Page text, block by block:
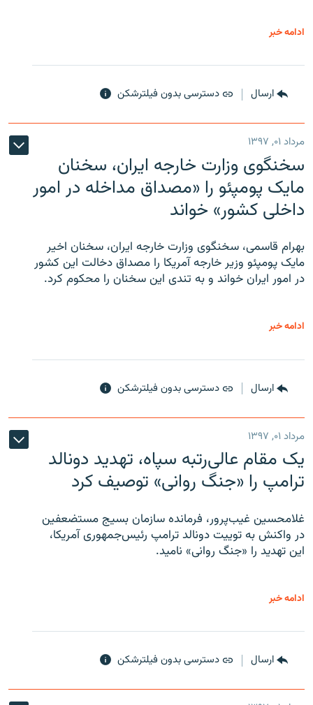
ادامه خبر
ارسال دسترسی بدون فیلترشکن
مرداد ۰۱, ۱۳۹۷
سخنگوی وزارت خارجه ایران، سخنان
مایک پومپئو را «مصداق مداخله در امور
داخلی کشور» خواند
بهرام قاسمی، سخنگوی وزارت خارجه ایران، سخنان اخیر
مایک پومپئو وزیر خارجه آمریکا را مصداق دخالت این کشور
در امور ایران خواند و به تندی این سخنان را محکوم کرد.
ادامه خبر
ارسال دسترسی بدون فیلترشکن
مرداد ۰۱, ۱۳۹۷
یک مقام عالی‌رتبه سپاه، تهدید دونالد
ترامپ را «جنگ روانی» توصیف کرد
غلامحسین غیب‌پرور، فرمانده سازمان بسیج مستضعفین
در واکنش به توییت دونالد ترامپ رئیس‌جمهوری آمریکا،
این تهدید را «جنگ روانی» نامید.
ادامه خبر
ارسال دسترسی بدون فیلترشکن